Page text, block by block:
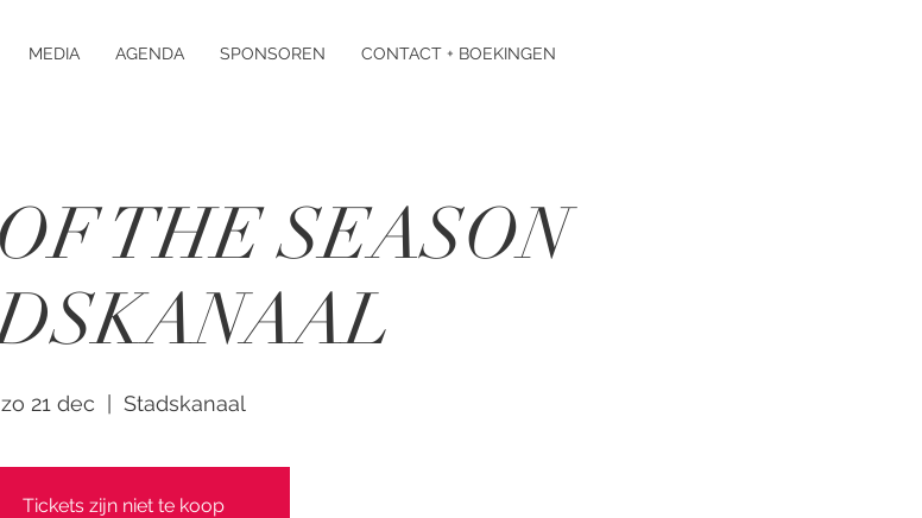
MEDIA AGENDA SPONSOREN CONTACT + BOEKINGEN
THE SEASON
zo 21 dec Stadskanaal
Tickets zijn niet te koop